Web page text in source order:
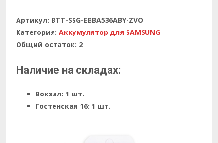
Артикул: BTT-SSG-EBBA536ABY-ZVO
Категория: Аккумулятор для SAMSUNG
Общий остаток: 2
Наличие на складах:
Вокзал: 1 шт.
Гостенская 16: 1 шт.